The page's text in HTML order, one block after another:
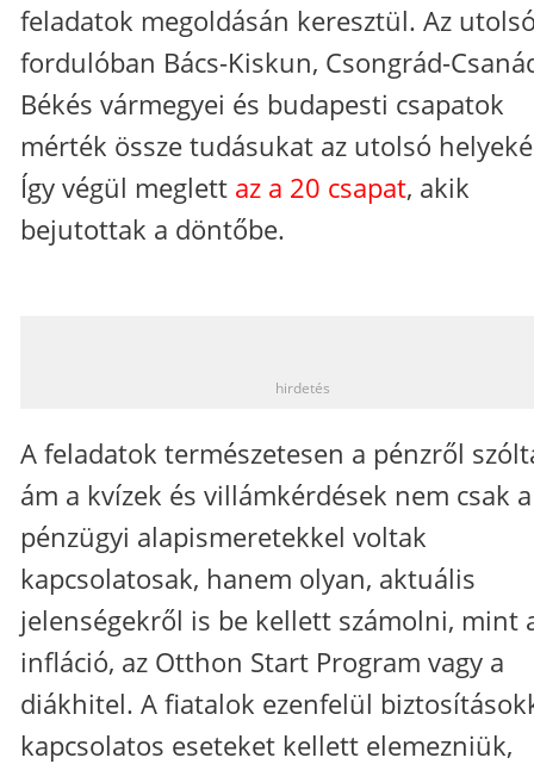
feladatok megoldásán keresztül. Az
fordulóban Bács-Kiskun, Csongrád-
Békés vármegyei és budapesti csapatok
mérték össze tudásukat az utolsó
Így végül meglett az a 20 csapat, akik
bejutottak a döntőbe.
hirdetés
A feladatok természetesen a pénzről
ám a kvízek és villámkérdések nem csak a
pénzügyi alapismeretekkel voltak
kapcsolatosak, hanem olyan, aktuális
jelenségekről is be kellett számolni, mint
infláció, az Otthon Start Program vagy a
diákhitel. A fiatalok ezenfelül
kapcsolatos eseteket kellett elemezniük,